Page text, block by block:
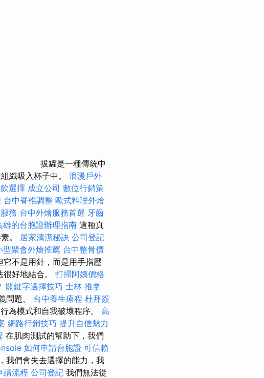
拔罐是一種傳統中
織吸入杯子中。 浪漫戶外
選擇 成立公司 數位行銷策
台中脊椎調整 歐式料理外燴
務 台中外燴服務首選 牙齒
雄的台胞證辦理指南 這種真
。 居家清潔秘訣 公司登記
型聚會外燴推薦 台中整骨價
不是用針，而是用手指壓
好地結合。 打掃阿姨價格
關鍵字選擇技巧 士林 推拿
問題。 台中養生療程 杜拜簽
為模式和自我破壞程序。 高
網路行銷技巧 提升自信魅力
在肌肉測試的幫助下，我們
如何申請台胞證 可信賴
我們會失去選擇的能力，我
請流程 公司登記 我們無法從